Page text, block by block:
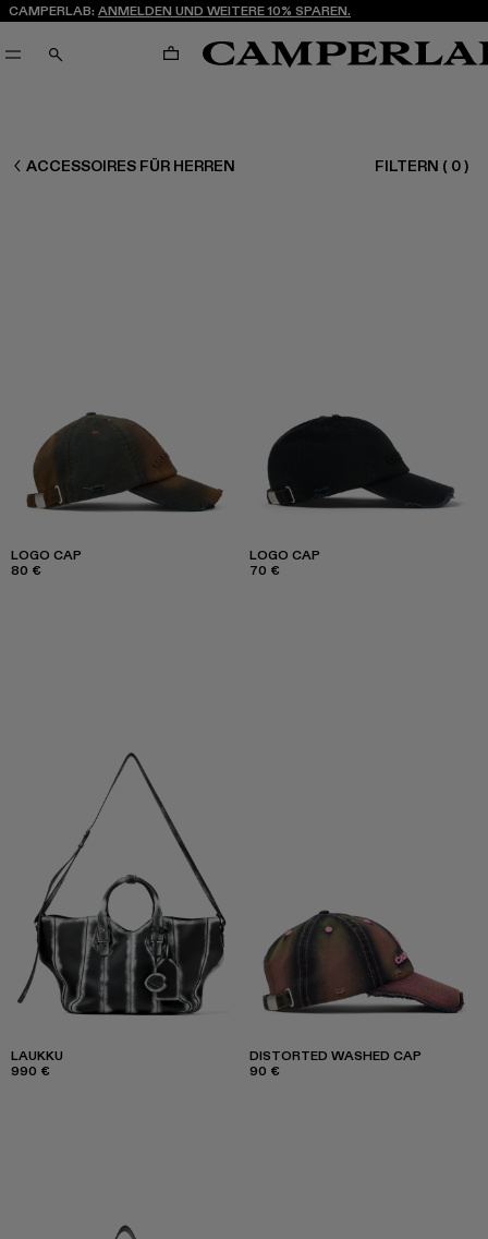
CAMPERLAB: ANMELDEN UND WEITERE 10% SPAREN.
SUCHEN WARENKORB
CAMPERLAB
ACCESSOIRES FÜR HERREN FILTERN ( 0)
LOGO CAP
80 €
LOGO CAP
70 €
LAUKKU
990 €
DISTORTED WASHED CAP
90 €